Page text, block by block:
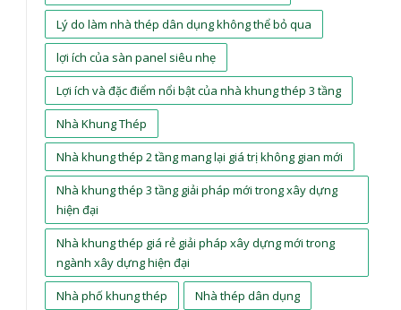
Lý do làm nhà thép dân dụng không thể bỏ qua
lợi ích của sàn panel siêu nhẹ
Lợi ích và đặc điểm nổi bật của nhà khung thép 3 tầng
Nhà Khung Thép
Nhà khung thép 2 tầng mang lại giá trị không gian mới
Nhà khung thép 3 tầng giải pháp mới trong xây dựng
hiện đại
Nhà khung thép giá rẻ giải pháp xây dựng mới trong
ngành xây dựng hiện đại
Nhà phố khung thép Nhà thép dân dụng